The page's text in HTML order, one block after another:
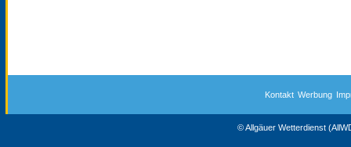
Kontakt Werbung
© Allgäuer Wetterdienst